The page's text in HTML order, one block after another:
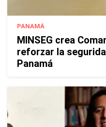
PANAMÁ
MINSEG crea
reforzar la
Panamá